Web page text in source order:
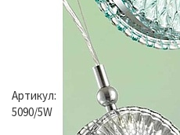
Артикул:
5090/5W